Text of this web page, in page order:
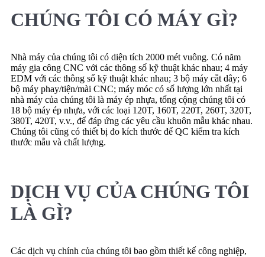
CHÚNG TÔI CÓ MÁY GÌ?
Nhà máy của chúng tôi có diện tích 2000 mét vuông. Có năm
máy gia công CNC với các thông số kỹ thuật khác nhau; 4 máy
EDM với các thông số kỹ thuật khác nhau; 3 bộ máy cắt dây; 6
bộ máy phay/tiện/mài CNC; máy móc có số lượng lớn nhất tại
nhà máy của chúng tôi là máy ép nhựa, tổng cộng chúng tôi có
18 bộ máy ép nhựa, với các loại 120T, 160T, 220T, 260T, 320T,
380T, 420T, v.v., để đáp ứng các yêu cầu khuôn mẫu khác nhau.
Chúng tôi cũng có thiết bị đo kích thước để QC kiểm tra kích
thước mẫu và chất lượng.
DỊCH VỤ CỦA CHÚNG TÔI
LÀ GÌ?
Các dịch vụ chính của chúng tôi bao gồm thiết kế công nghiệp,